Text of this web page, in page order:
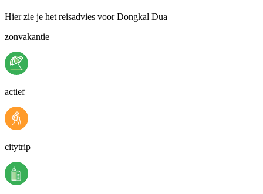
Hier zie je het reisadvies voor Dongkal Dua
zonvakantie
actief
citytrip